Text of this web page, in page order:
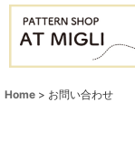
Home > お問い合わせ